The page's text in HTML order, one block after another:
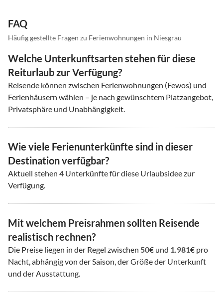
FAQ
Häufig gestellte Fragen zu Ferienwohnungen in Niesgrau
Welche Unterkunftsarten stehen für diese
Reiturlaub zur Verfügung?
Reisende können zwischen Ferienwohnungen (Fewos) und
Ferienhäusern wählen – je nach gewünschtem Platzangebot,
Privatsphäre und Unabhängigkeit.
Wie viele Ferienunterkünfte sind in dieser
Destination verfügbar?
Aktuell stehen 4 Unterkünfte für diese Urlaubsidee zur
Verfügung.
Mit welchem Preisrahmen sollten Reisende
realistisch rechnen?
Die Preise liegen in der Regel zwischen 50€ und 1.981€ pro
Nacht, abhängig von der Saison, der Größe der Unterkunft
und der Ausstattung.